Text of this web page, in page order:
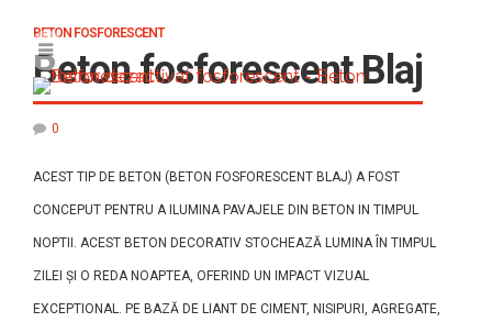
BETON FOSFORESCENT
Beton fosforescent Blaj
0
ACEST TIP DE BETON (BETON FOSFORESCENT BLAJ) A FOST
CONCEPUT PENTRU A ILUMINA PAVAJELE DIN BETON IN TIMPUL
NOPTII. ACEST BETON DECORATIV STOCHEAZĂ LUMINA ÎN TIMPUL
ZILEI ȘI O REDA NOAPTEA, OFERIND UN IMPACT VIZUAL
EXCEPTIONAL. PE BAZĂ DE LIANT DE CIMENT, NISIPURI, AGREGATE,